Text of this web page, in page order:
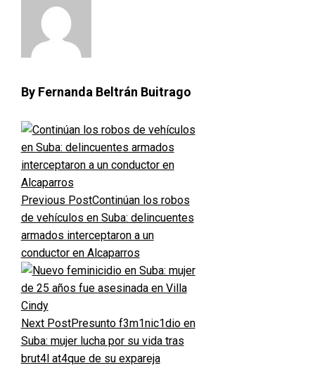
By Fernanda Beltrán Buitrago
Previous PostContinúan los robos
de vehículos en Suba: delincuentes
armados interceptaron a un
conductor en Alcaparros
Next PostPresunto f3m1nic1dio en
Suba: mujer lucha por su vida tras
brut4l at4que de su expareja